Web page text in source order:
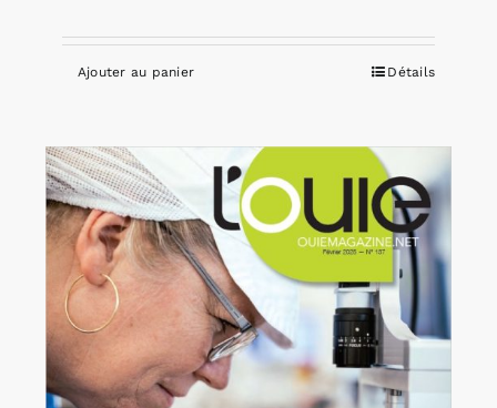
Ajouter au panier Détails